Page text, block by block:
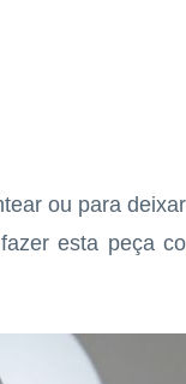
ou para
esta peça